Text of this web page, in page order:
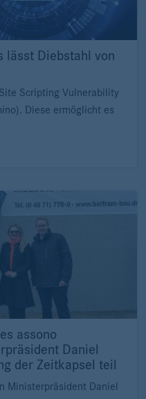
lässt Diebstahl von
Scripting Vulnerability
Diese ermöglicht es
assono
Daniel
der Zeitkapsel teil
Ministerpräsident Daniel